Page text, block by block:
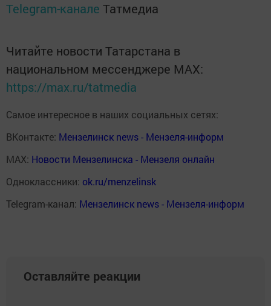
Telegram-канале Татмедиа
Читайте новости Татарстана в
национальном мессенджере MАХ:
https://max.ru/tatmedia
Самое интересное в наших социальных сетях:
ВКонтакте: Мензелинск news - Мензеля-информ
MAX: Новости Мензелинска - Мензеля онлайн
Одноклассники: ok.ru/menzelinsk
Telegram-канал: Мензелинск news - Мензеля-информ
Оставляйте реакции